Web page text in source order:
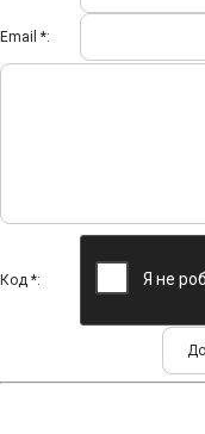
Email *:
Код *: